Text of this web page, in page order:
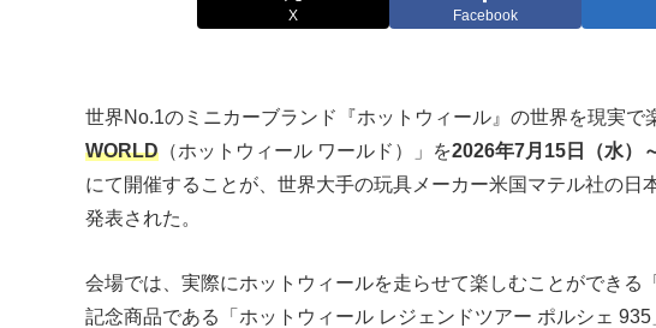
X Facebook
世界No.1のミニカーブランド『ホットウィール』の世界を現実で
WORLD （ホットウィール ワールド）」を2026年7月15日（水）
にて開催することが、世界大手の玩具メーカー米国マテル社の日
発表された。
会場では、実際にホットウィールを走らせて楽しむことができる
記念商品である「ホットウィール レジェンドツアー ポルシェ